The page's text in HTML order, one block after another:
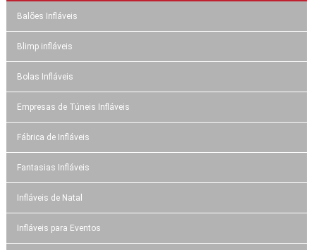
Balões Infláveis
Blimp infláveis
Bolas Infláveis
Empresas de Túneis Infláveis
Fábrica de Infláveis
Fantasias Infláveis
Infláveis de Natal
Infláveis para Eventos